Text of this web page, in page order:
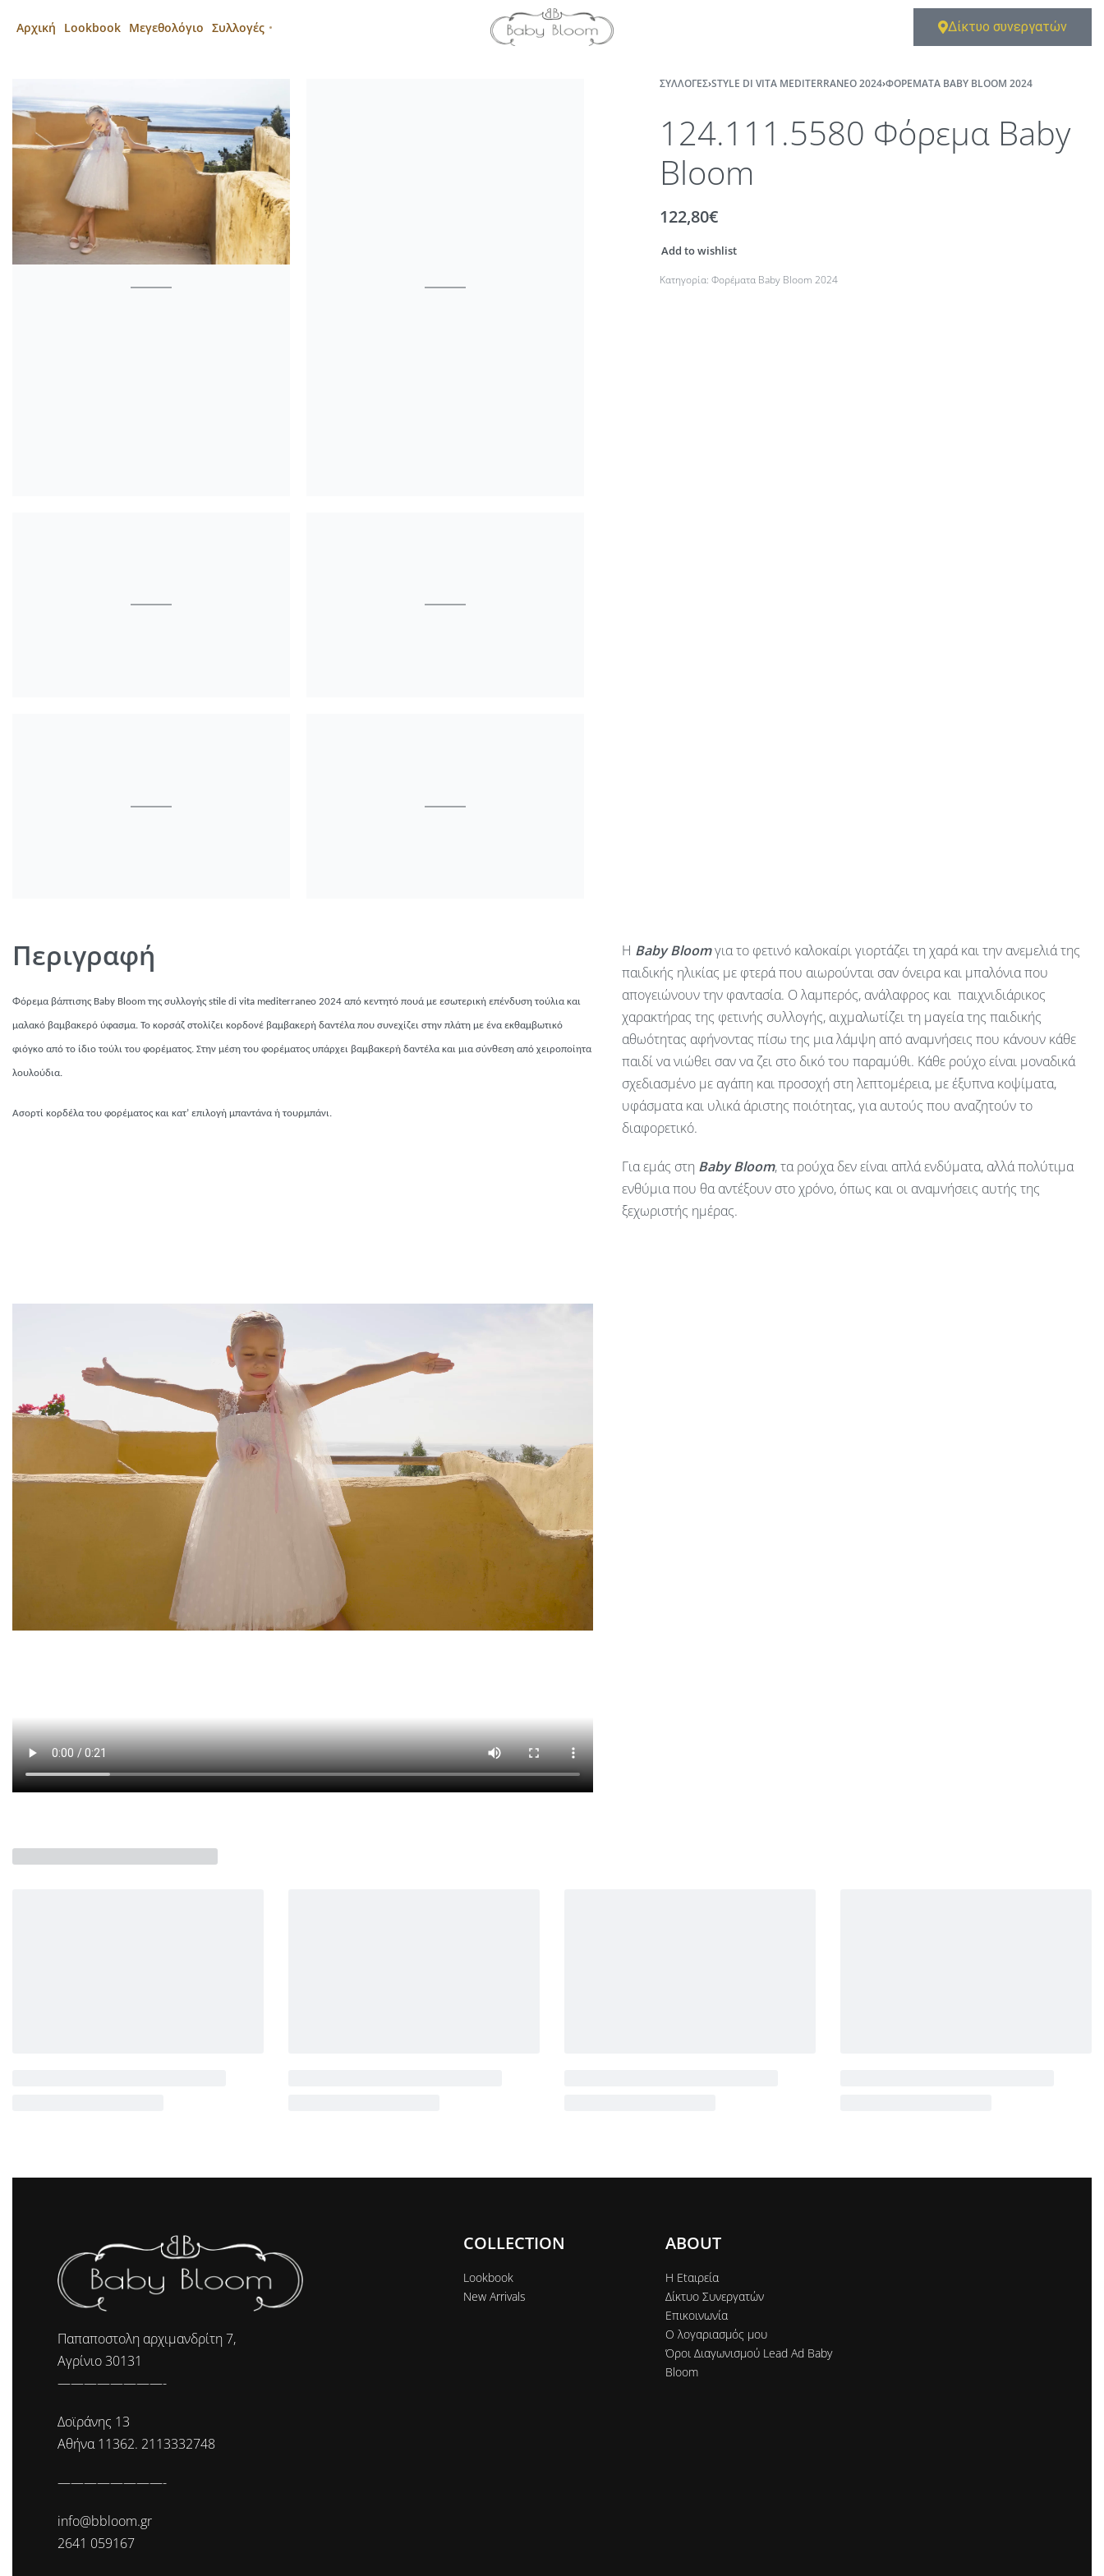
Αρχική Lookbook Μεγεθολόγιο Συλλογές Δίκτυο συνεργατών
ΣΥΛΛΟΓΈΣ›STYLE DI VITA MEDITERRANEO 2024›ΦΟΡΈΜΑΤΑ BABY BLOOM 2024
124.111.5580 Φόρεμα Baby
Bloom
122,80€
Add to wishlist
Κατηγορία:Φορέματα Baby Bloom 2024
Περιγραφή
Φόρεμα βάπτισης Baby Β loomτης συλλογής stile di vita mediterraneo 2024 από κεντητό πουά με εσωτερική επένδυση τούλια και
μαλακό βαμβακερό ύφασμα. Το κορσάζ στολίζει κορδονέ βαμβακερή δαντέλα που συνεχίζει στην πλάτη με ένα εκθαμβωτικό
φιόγκο από το ίδιο τούλι του φορέματος. Στην μέση του φορέματος υπάρχει βαμβακερή δαντέλα και μια σύνθεση από χειροποίητα
λουλούδια.
Ασορτί κορδέλα του φορέματος και κατ’ επιλογή μπαντάνα ή τουρμπάνι.
Η Baby Bloomγια το φετινό καλοκαίρι γιορτάζει τη χαρά και την ανεμελιά της
παιδικής ηλικίας με φτερά που αιωρούνται σαν όνειρα και μπαλόνια που
απογειώνουν την φαντασία. Ο λαμπερός, ανάλαφρος και παιχνιδιάρικος
χαρακτήρας της φετινής συλλογής, αιχμαλωτίζει τη μαγεία της παιδικής
αθωότητας αφήνοντας πίσω της μια λάμψη από αναμνήσεις που κάνουν κάθε
παιδί να νιώθει σαν να ζει στο δικό του παραμύθι. Κάθε ρούχο είναι μοναδικά
σχεδιασμένο με αγάπη και προσοχή στη λεπτομέρεια, με έξυπνα κοψίματα,
υφάσματα και υλικά άριστης ποιότητας, για αυτούς που αναζητούν το
διαφορετικό.
Για εμάς στη Baby Bloom, τα ρούχα δεν είναι απλά ενδύματα, αλλά πολύτιμα
ενθύμια που θα αντέξουν στο χρόνο, όπως και οι αναμνήσεις αυτής της
ξεχωριστής ημέρας.
Παπαποστολη αρχιμανδρίτη 7,
Αγρίνιο 30131
————————-
Δοϊράνης 13
Αθήνα 11362. 2113332748
————————-
info@bbloom.gr
2641 059167
COLLECTION
Lookbook
New Arrivals
ABOUT
Η Εtαιρεία
Δίκτυο Συνεργατών
Επικοινωνία
Ο λογαριασμός μου
Όροι Διαγωνισμού Lead Ad Baby
Bloom